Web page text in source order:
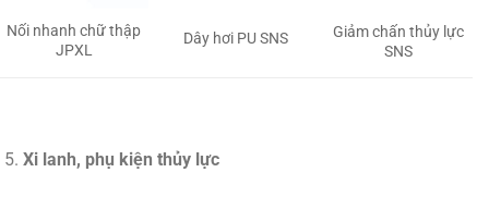
Nối nhanh chữ thập
JPXL
Dây hơi PU SNS
Giảm chấn thủy lực
SNS
Xi lanh, phụ kiện thủy lực